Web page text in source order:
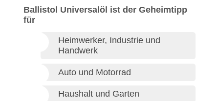
Ballistol Universalöl ist der Geheimtipp
für
Heimwerker, Industrie und
Handwerk
Auto und Motorrad
Haushalt und Garten